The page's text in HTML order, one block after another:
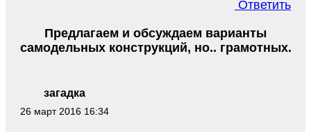
Ответить
загадка
26 март 2016 16:34
Предлагаем и обсуждаем варианты
самодельных конструкций, но.. грамотных.